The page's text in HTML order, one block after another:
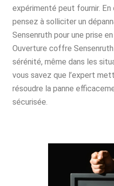
expérimenté peut fournir.
pensez à solliciter un
Sensenruth pour une prise
Ouverture coffre
sérénité, même dans les
vous savez que l’expert
résoudre la panne
sécurisée.